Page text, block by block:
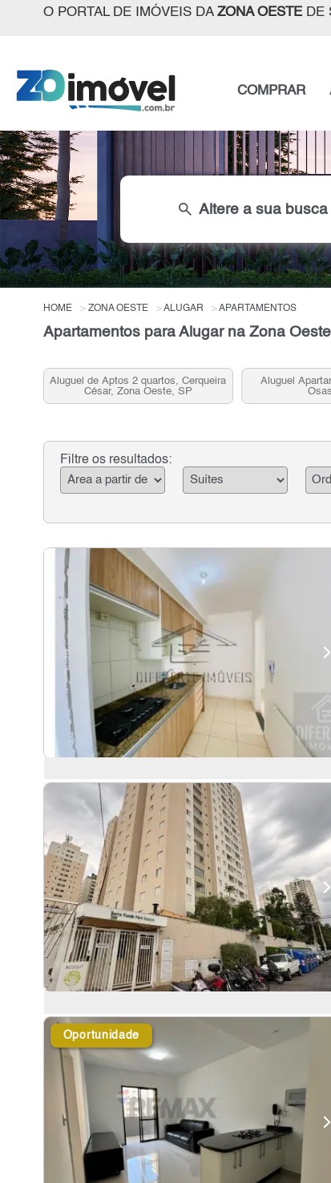
O PORTAL DE IMÓVEIS DA ZONA OESTEDE
COMPRAR
search Altere a sua busca
HOME ZONA OESTE ALUGAR APARTAMENTOS
Apartamentos para Alugar na Zona
Aluguel de Aptos 2 quartos, Cerqueira
César, Zona Oeste, SP
Aluguel
Filtre os resultados:
Oportunidade